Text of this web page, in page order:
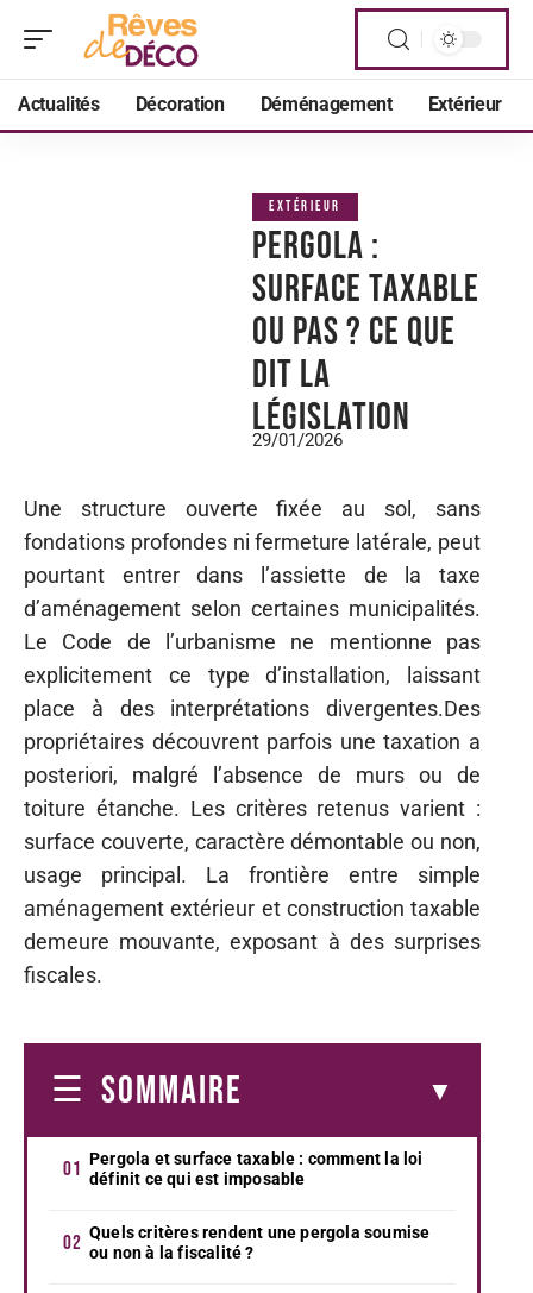
Actualités Décoration Déménagement Extérieur
EXTÉRIEUR
Pergola :
surface taxable
ou pas ? Ce que
dit la
législation
29/01/2026
Une structure ouverte fixée au sol, sans
fondations profondes ni fermeture latérale, peut
pourtant entrer dans l’assiette de la taxe
d’aménagement selon certaines municipalités.
Le Code de l’urbanisme ne mentionne pas
explicitement ce type d’installation, laissant
place à des interprétations divergentes.Des
propriétaires découvrent parfois une taxation a
posteriori, malgré l’absence de murs ou de
toiture étanche. Les critères retenus varient :
surface couverte, caractère démontable ou non,
usage principal. La frontière entre simple
aménagement extérieur et construction taxable
demeure mouvante, exposant à des surprises
fiscales.
SOMMAIRE
Pergola et surface taxable : comment la loi
définit ce qui est imposable
Quels critères rendent une pergola soumise
ou non à la fiscalité ?